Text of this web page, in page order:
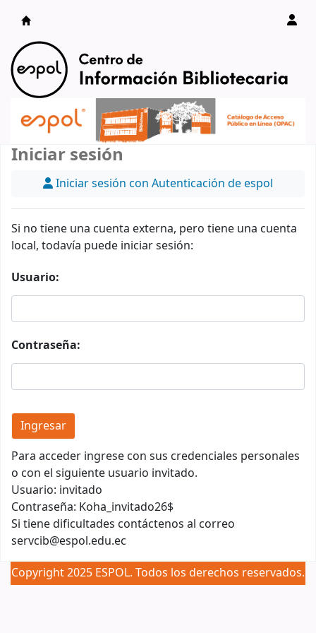
Catálogo en línea
Iniciar sesión
Iniciar sesión con Autenticación de espol
Si no tiene una cuenta externa, pero tiene una cuenta
local, todavía puede iniciar sesión:
Usuario:
Contraseña:
Para acceder ingrese con sus credenciales personales
o con el siguiente usuario invitado.
Usuario: invitado
Contraseña: Koha_invitado26$
Si tiene dificultades contáctenos al correo
servcib@espol.edu.ec
Copyright 2025 ESPOL. Todos los derechos reservados.